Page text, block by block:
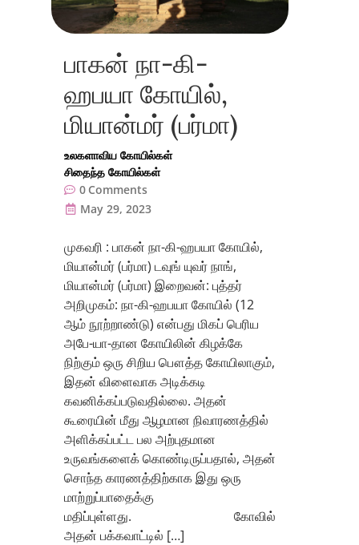
பாகன் நா-கி-
ஹபயா கோயில்,
மியான்மர் (பர்மா)
உலகளாவிய கோயில்கள்
சிதைந்த கோயில்கள்
0 Comments
May 29, 2023
முகவரி : பாகன் நா-கி-ஹபயா கோயில்,
மியான்மர் (பர்மா) டவுங் யுவர் நாங்,
மியான்மர் (பர்மா) இறைவன்: புத்தர்
அறிமுகம்: நா-கி-ஹபயா கோயில் (12
ஆம் நூற்றாண்டு) என்பது மிகப் பெரிய
அபே-யா-தான கோயிலின் கிழக்கே
நிற்கும் ஒரு சிறிய பௌத்த கோயிலாகும்,
இதன் விளைவாக அடிக்கடி
கவனிக்கப்படுவதில்லை. அதன்
கூரையின் மீது ஆழமான நிவாரணத்தில்
அளிக்கப்பட்ட பல அற்புதமான
உருவங்களைக் கொண்டிருப்பதால், அதன்
சொந்த காரணத்திற்காக இது ஒரு
மாற்றுப்பாதைக்கு
மதிப்புள்ளது. கோவில்
அதன் பக்கவாட்டில் […]